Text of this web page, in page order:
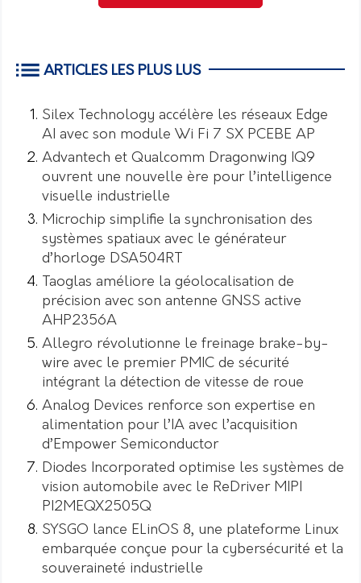
ARTICLES LES PLUS LUS
Silex Technology accélère les réseaux Edge
AI avec son module Wi Fi 7 SX PCEBE AP
Advantech et Qualcomm Dragonwing IQ9
ouvrent une nouvelle ère pour l’intelligence
visuelle industrielle
Microchip simplifie la synchronisation des
systèmes spatiaux avec le générateur
d’horloge DSA504RT
Taoglas améliore la géolocalisation de
précision avec son antenne GNSS active
AHP2356A
Allegro révolutionne le freinage brake-by-
wire avec le premier PMIC de sécurité
intégrant la détection de vitesse de roue
Analog Devices renforce son expertise en
alimentation pour l’IA avec l’acquisition
d’Empower Semiconductor
Diodes Incorporated optimise les systèmes de
vision automobile avec le ReDriver MIPI
PI2MEQX2505Q
SYSGO lance ELinOS 8, une plateforme Linux
embarquée conçue pour la cybersécurité et la
souveraineté industrielle